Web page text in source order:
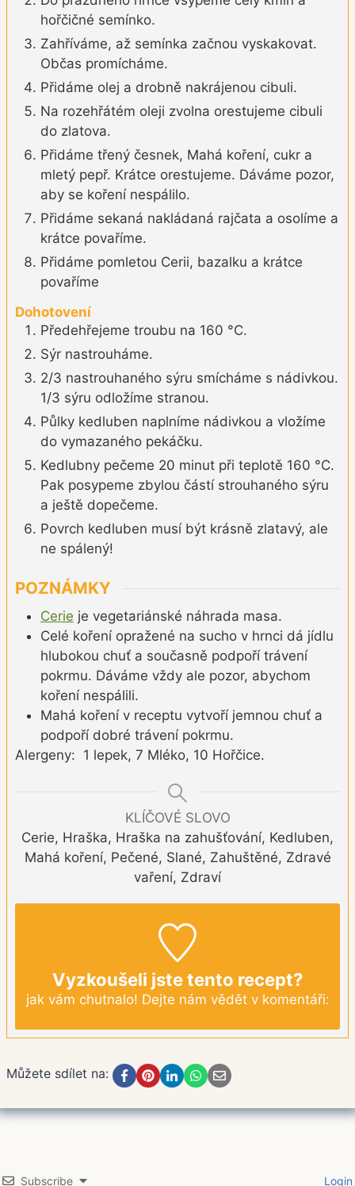
hořčičné semínko.
Zahříváme, až semínka začnou vyskakovat.
Občas promícháme.
Přidáme olej a drobně nakrájenou cibuli.
Na rozehřátém oleji zvolna orestujeme cibuli
do zlatova.
Přidáme třený česnek, Mahá koření, cukr a
mletý pepř. Krátce orestujeme. Dáváme pozor,
aby se koření nespálilo.
Přidáme sekaná nakládaná rajčata a osolíme a
krátce povaříme.
Přidáme pomletou Cerii, bazalku a krátce
povaříme
Dohotovení
Předehřejeme troubu na 160 °C.
Sýr nastrouháme.
2/3 nastrouhaného sýru smícháme s nádivkou.
1/3 sýru odložíme stranou.
Půlky kedluben naplníme nádivkou a vložíme
do vymazaného pekáčku.
Kedlubny pečeme 20 minut při teplotě 160 °C.
Pak posypeme zbylou částí strouhaného sýru
a ještě dopečeme.
Povrch kedluben musí být krásně zlatavý, ale
ne spálený!
POZNÁMKY
Cerie je vegetariánské náhrada masa.
Celé koření opražené na sucho v hrnci dá jídlu
hlubokou chuť a současně podpoří trávení
pokrmu. Dáváme vždy ale pozor, abychom
koření nespálili.
Mahá koření v receptu vytvoří jemnou chuť a
podpoří dobré trávení pokrmu.
Alergeny: 1 lepek, 7 Mléko, 10 Hořčice.
KLÍČOVÉ SLOVO
Cerie, Hraška, Hraška na zahušťování, Kedluben,
Mahá koření, Pečené, Slané, Zahuštěné, Zdravé
vaření, Zdraví
Vyzkoušeli jste tento recept?
jak vám chutnalo! Dejte nám vědět v komentáři:
Můžete sdílet na:
Subscribe Login